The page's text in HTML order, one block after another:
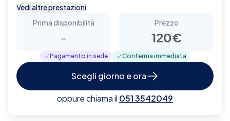
Vedi altre prestazioni
Prima disponibilità
-
Prezzo
120€
Pagamento in sede Conferma immediata
Scegli giorno e ora
oppure chiama il 051 3542049